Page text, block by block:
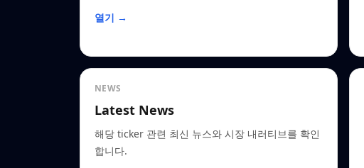
열기 →
NEWS
Latest News
해당 ticker 관련 최신 뉴스와 시장 내러티브를 확인
합니다.